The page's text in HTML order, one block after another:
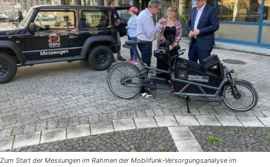
Zum Start der Messungen im Rahmen der Mobilfunk-Versorgungsanalyse im